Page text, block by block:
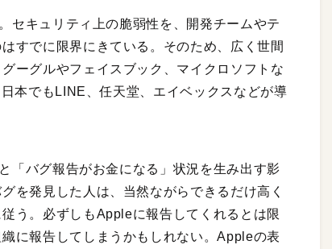
セキュリティ上の脆弱性を、開発チームやテ
すでに限界にきている。そのため、広く世間
ーグルやフェイスブック、マイクロソフトな
本でもLINE、任天堂、エイベックスなどが導
「バグ報告がお金になる」状況を生み出す影
を発見した人は、当然ながらできるだけ高く
う。必ずしもAppleに報告してくれるとは限
に報告してしまうかもしれない。Appleの表